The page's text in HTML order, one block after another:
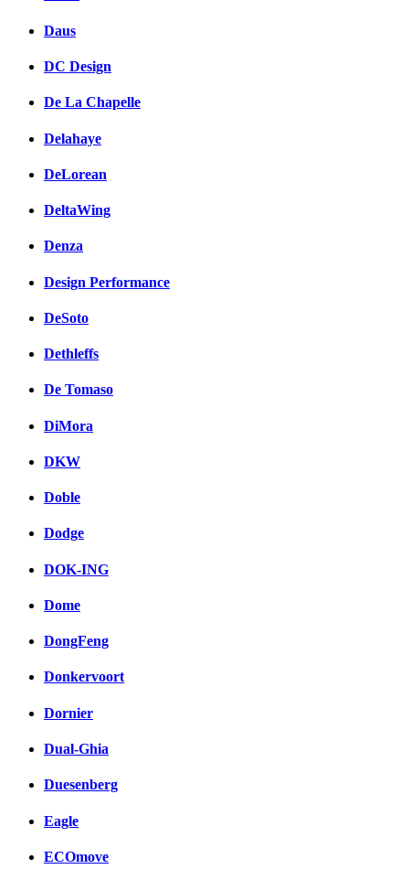
Daus
DC Design
De La Chapelle
Delahaye
DeLorean
DeltaWing
Denza
Design Performance
DeSoto
Dethleffs
De Tomaso
DiMora
DKW
Doble
Dodge
DOK-ING
Dome
DongFeng
Donkervoort
Dornier
Dual-Ghia
Duesenberg
Eagle
ECOmove